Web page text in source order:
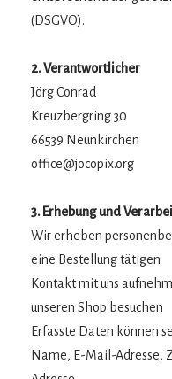
(DSGVO).
2. Verantwortlicher
Jörg Conrad
Kreuzbergring 30
66539 Neunkirchen
office@jocopix.org
3. Erhebung und
Wir erheben
eine Bestellung tätigen
Kontakt mit uns
unseren Shop besuchen
Erfasste Daten können
Name, E-Mail-Adresse,